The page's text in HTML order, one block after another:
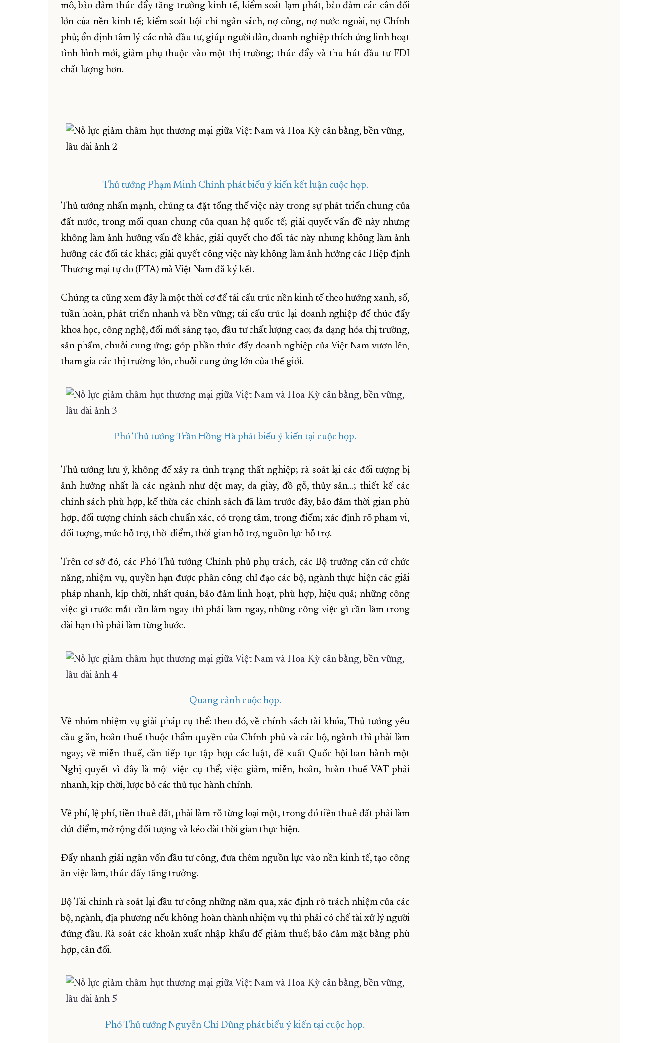
mô, bảo đảm thúc đẩy tăng trưởng kinh tế, kiểm soát lạm phát, bảo đảm các cân đối
lớn của nền kinh tế; kiểm soát bội chi ngân sách, nợ công, nợ nước ngoài, nợ Chính
phủ; ổn định tâm lý các nhà đầu tư, giúp người dân, doanh nghiệp thích ứng linh hoạt
tình hình mới, giảm phụ thuộc vào một thị trường; thúc đẩy và thu hút đầu tư FDI
chất lượng hơn.
Thủ tướng Phạm Minh Chính phát biểu ý kiến kết luận cuộc họp.
Thủ tướng nhấn mạnh, chúng ta đặt tổng thể việc này trong sự phát triển chung của
đất nước, trong mối quan chung của quan hệ quốc tế; giải quyết vấn đề này nhưng
không làm ảnh hưởng vấn đề khác, giải quyết cho đối tác này nhưng không làm ảnh
hưởng các đối tác khác; giải quyết công việc này không làm ảnh hưởng các Hiệp định
Thương mại tự do (FTA) mà Việt Nam đã ký kết.
Chúng ta cũng xem đây là một thời cơ để tái cấu trúc nền kinh tế theo hướng xanh, số,
tuần hoàn, phát triển nhanh và bền vững; tái cấu trúc lại doanh nghiệp để thúc đẩy
khoa học, công nghệ, đổi mới sáng tạo, đầu tư chất lượng cao; đa dạng hóa thị trường,
sản phẩm, chuỗi cung ứng; góp phần thúc đẩy doanh nghiệp của Việt Nam vươn lên,
tham gia các thị trường lớn, chuỗi cung ứng lớn của thế giới.
Phó Thủ tướng Trần Hồng Hà phát biểu ý kiến tại cuộc họp.
Thủ tướng lưu ý, không để xảy ra tình trạng thất nghiệp; rà soát lại các đối tượng bị
ảnh hưởng nhất là các ngành như dệt may, da giày, đồ gỗ, thủy sản…; thiết kế các
chính sách phù hợp, kế thừa các chính sách đã làm trước đây, bảo đảm thời gian phù
hợp, đối tượng chính sách chuẩn xác, có trọng tâm, trọng điểm; xác định rõ phạm vi,
đối tượng, mức hỗ trợ, thời điểm, thời gian hỗ trợ, nguồn lực hỗ trợ.
Trên cơ sở đó, các Phó Thủ tướng Chính phủ phụ trách, các Bộ trưởng căn cứ chức
năng, nhiệm vụ, quyền hạn được phân công chỉ đạo các bộ, ngành thực hiện các giải
pháp nhanh, kịp thời, nhất quán, bảo đảm linh hoạt, phù hợp, hiệu quả; những công
việc gì trước mắt cần làm ngay thì phải làm ngay, những công việc gì cần làm trong
dài hạn thì phải làm từng bước.
Quang cảnh cuộc họp.
Về nhóm nhiệm vụ giải pháp cụ thể: theo đó, về chính sách tài khóa, Thủ tướng yêu
cầu giãn, hoãn thuế thuộc thẩm quyền của Chính phủ và các bộ, ngành thì phải làm
ngay; về miễn thuế, cần tiếp tục tập hợp các luật, đề xuất Quốc hội ban hành một
Nghị quyết vì đây là một việc cụ thể; việc giảm, miễn, hoãn, hoàn thuế VAT phải
nhanh, kịp thời, lược bỏ các thủ tục hành chính.
Về phí, lệ phí, tiền thuê đất, phải làm rõ từng loại một, trong đó tiền thuê đất phải làm
dứt điểm, mở rộng đối tượng và kéo dài thời gian thực hiện.
Đẩy nhanh giải ngân vốn đầu tư công, đưa thêm nguồn lực vào nền kinh tế, tạo công
ăn việc làm, thúc đẩy tăng trưởng.
Bộ Tài chính rà soát lại đầu tư công những năm qua, xác định rõ trách nhiệm của các
bộ, ngành, địa phương nếu không hoàn thành nhiệm vụ thì phải có chế tài xử lý người
đứng đầu. Rà soát các khoản xuất nhập khẩu để giảm thuế; bảo đảm mặt bằng phù
hợp, cân đối.
Phó Thủ tướng Nguyễn Chí Dũng phát biểu ý kiến tại cuộc họp.